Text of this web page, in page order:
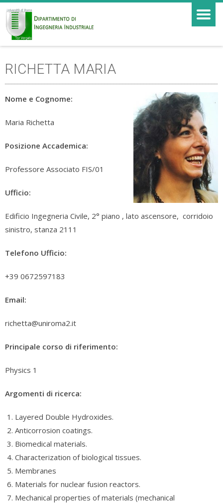
RICHETTA MARIA
Nome e Cognome:
Maria Richetta
Posizione Accademica:
Professore Associato FIS/01
Ufficio:
Edificio Ingegneria Civile, 2° piano , lato ascensore, corridoio
sinistro, stanza 2111
Telefono Ufficio:
+39 0672597183
Email:
richetta@uniroma2.it
Principale corso di riferimento:
Physics 1
Argomenti di ricerca:
Layered Double Hydroxides.
Anticorrosion coatings.
Biomedical materials.
Characterization of biological tissues.
Membranes
Materials for nuclear fusion reactors.
Mechanical properties of materials (mechanical